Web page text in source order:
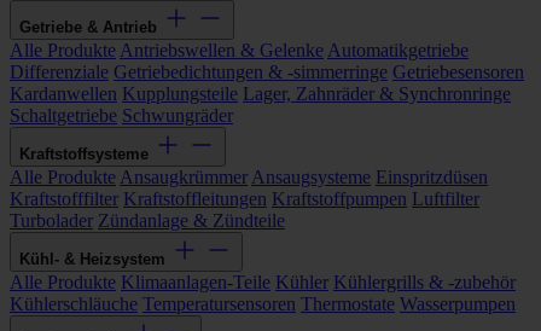
Getriebe & Antrieb
Alle Produkte Antriebswellen & Gelenke Automatikgetriebe
Differenziale Getriebedichtungen & -simmerringe Getriebesensoren
Kardanwellen Kupplungsteile Lager, Zahnräder & Synchronringe
Schaltgetriebe Schwungräder
Kraftstoffsysteme
Alle Produkte Ansaugkrümmer Ansaugsysteme Einspritzdüsen
Kraftstofffilter Kraftstoffleitungen Kraftstoffpumpen Luftfilter
Turbolader Zündanlage & Zündteile
Kühl- & Heizsystem
Alle Produkte Klimaanlagen-Teile Kühler Kühlergrills & -zubehör
Kühlerschläuche Temperatursensoren Thermostate Wasserpumpen